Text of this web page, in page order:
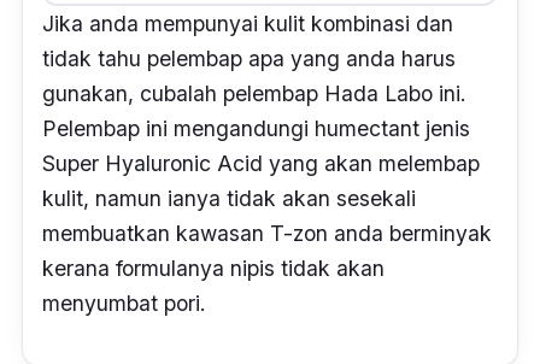
Jika anda mempunyai kulit kombinasi dan
tidak tahu pelembap apa yang anda harus
gunakan, cubalah pelembap Hada Labo ini.
Pelembap ini mengandungi humectant jenis
Super Hyaluronic Acid yang akan melembap
kulit, namun ianya tidak akan sesekali
membuatkan kawasan T-zon anda berminyak
kerana formulanya nipis tidak akan
menyumbat pori.